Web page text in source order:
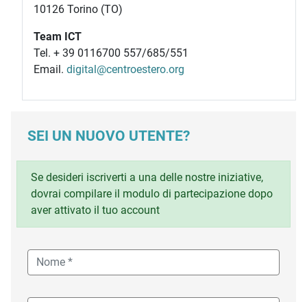
10126 Torino (TO)
Team ICT
Tel. + 39 0116700 557/685/551
Email. digital@centroestero.org
SEI UN NUOVO UTENTE?
Se desideri iscriverti a una delle nostre iniziative,
dovrai compilare il modulo di partecipazione dopo
aver attivato il tuo account